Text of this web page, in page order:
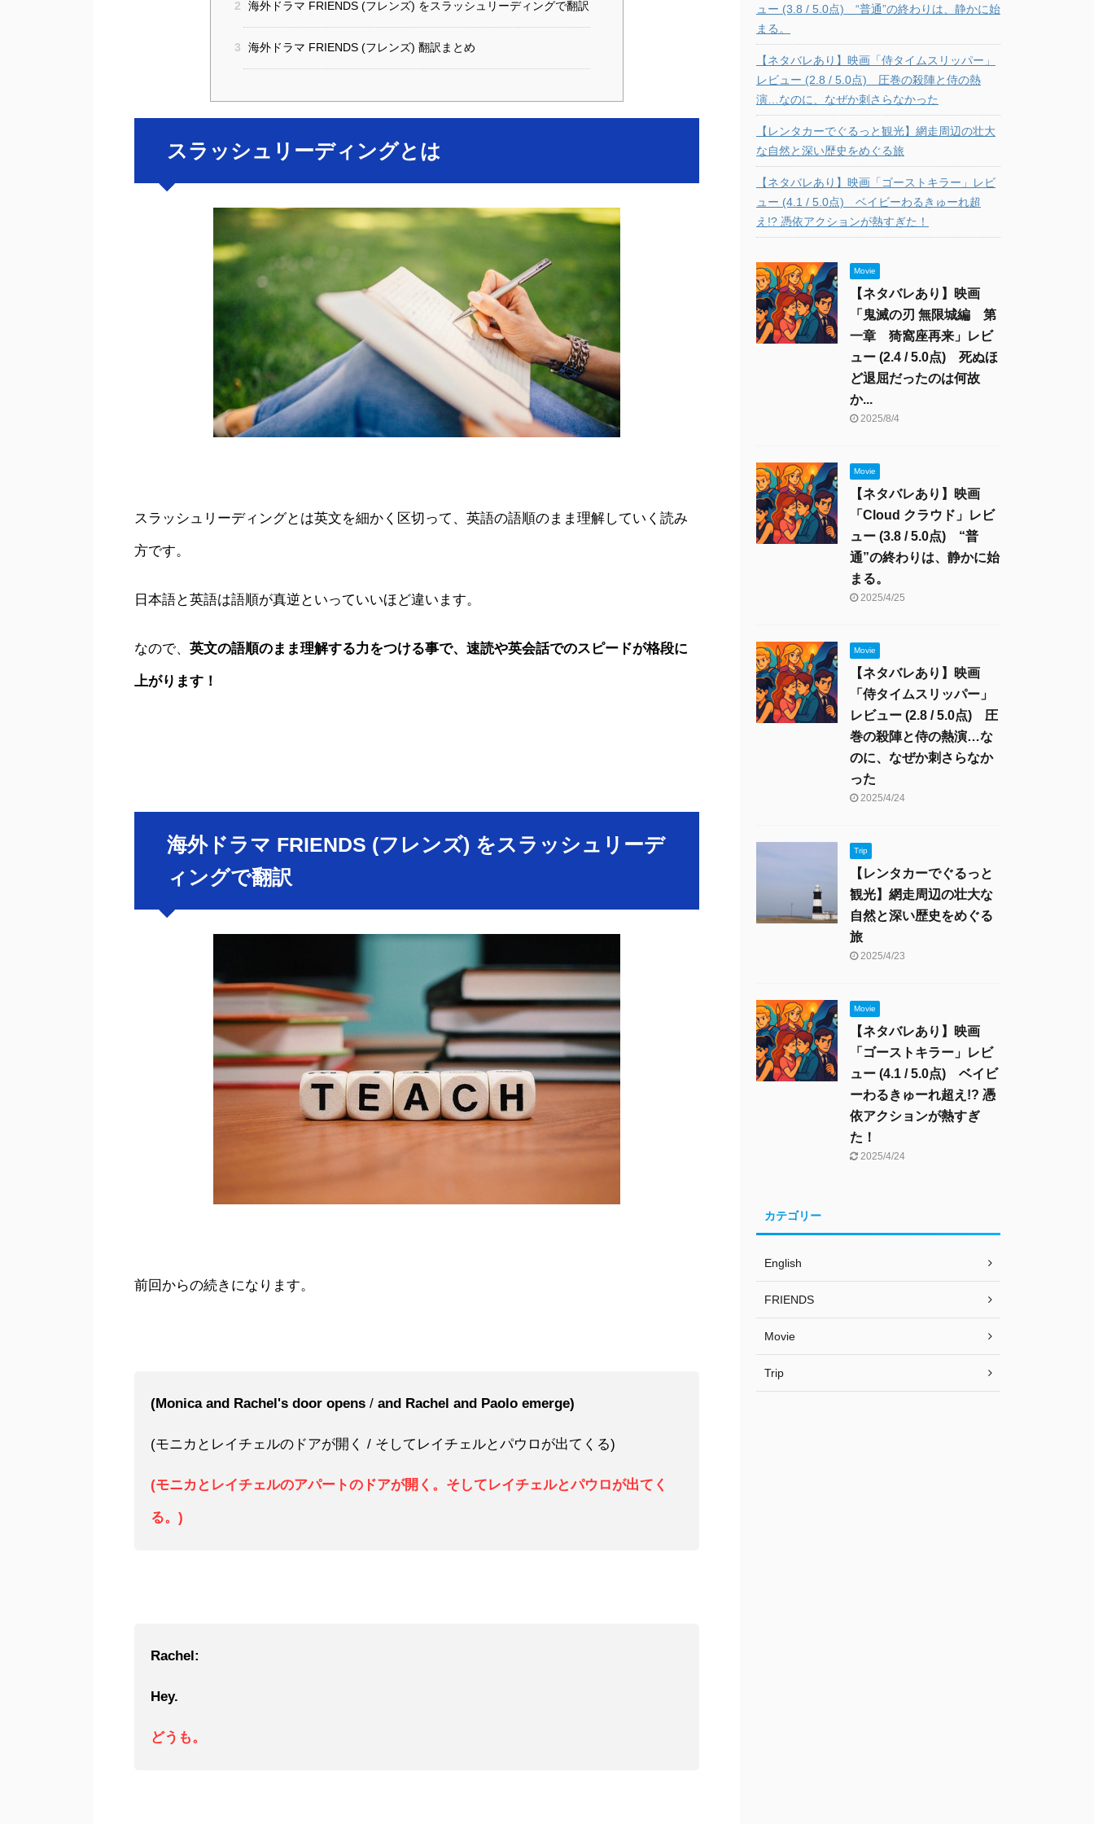
2 海外ドラマ FRIENDS (フレンズ) をスラッシュリーディングで翻訳
3 海外ドラマ FRIENDS (フレンズ) 翻訳まとめ
スラッシュリーディングとは
スラッシュリーディングとは英文を細かく区切って、英語の語順のまま理解していく読み
方です。
日本語と英語は語順が真逆といっていいほど違います。
なので、 英文の語順のまま理解する力をつける事で、速読や英会話でのスピードが格段に
上がります！
海外ドラマ FRIENDS (フレンズ) をスラッシュリーデ
ィングで翻訳
前回からの続きになります。
(Monica and Rachel's door opens / and Rachel and Paolo emerge)
(モニカとレイチェルのドアが開く / そしてレイチェルとパウロが出てくる)
(モニカとレイチェルのアパートのドアが開く。そしてレイチェルとパウロが出てく
る。)
Rachel:
Hey.
どうも。
ュー (3.8 / 5.0点) “普通”の終わりは、静かに始
まる。
【ネタバレあり】映画「侍タイムスリッパー」
レビュー (2.8 / 5.0点) 圧巻の殺陣と侍の熱
演…なのに、なぜか刺さらなかった
【レンタカーでぐるっと観光】網走周辺の壮大
な自然と深い歴史をめぐる旅
【ネタバレあり】映画「ゴーストキラー」レビ
ュー (4.1 / 5.0点) ベイビーわるきゅーれ超
え!? 憑依アクションが熱すぎた！
Movie
【ネタバレあり】映画
「鬼滅の刃 無限城編 第
一章 猗窩座再来」レビ
ュー (2.4 / 5.0点) 死ぬほ
ど退屈だったのは何故
か...
2025/8/4
Movie
【ネタバレあり】映画
「Cloud クラウド」レビ
ュー (3.8 / 5.0点) “普
通”の終わりは、静かに始
まる。
2025/4/25
Movie
【ネタバレあり】映画
「侍タイムスリッパー」
レビュー (2.8 / 5.0点) 圧
巻の殺陣と侍の熱演…な
のに、なぜか刺さらなか
った
2025/4/24
Trip
【レンタカーでぐるっと
観光】網走周辺の壮大な
自然と深い歴史をめぐる
旅
2025/4/23
Movie
【ネタバレあり】映画
「ゴーストキラー」レビ
ュー (4.1 / 5.0点) ベイビ
ーわるきゅーれ超え!? 憑
依アクションが熱すぎ
た！
2025/4/24
カテゴリー
English
FRIENDS
Movie
Trip